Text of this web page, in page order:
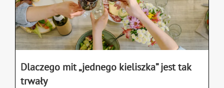
Dlaczego mit „jednego kieliszka” jest tak
trwały